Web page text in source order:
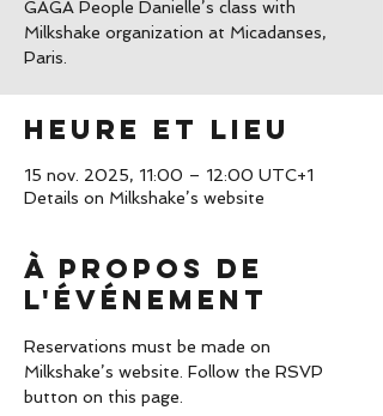
GAGA People Danielle’s class with
Milkshake organization at Micadanses,
Paris.
Heure et lieu
15 nov. 2025, 11:00 – 12:00 UTC+1
Details on Milkshake’s website
À propos de
l'événement
Reservations must be made on
Milkshake’s website. Follow the RSVP
button on this page.